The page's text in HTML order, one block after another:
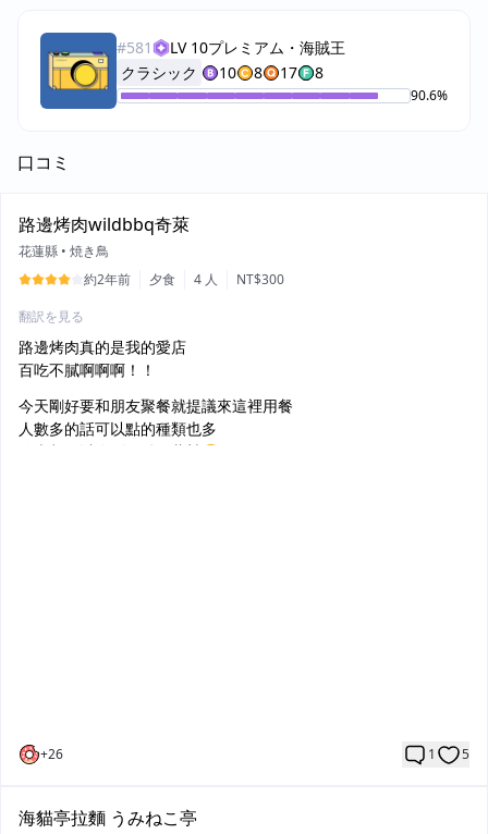
#581 LV 10プレミアム・海賊王
クラシック
10 8 17 8
90.6%
口コミ
路邊烤肉wildbbq奇萊
花蓮縣 • 焼き鳥
約2年前
夕食 4 人
NT$300
翻訳を見る
路邊烤肉真的是我的愛店
百吃不膩啊啊啊！！
今天剛好要和朋友聚餐就提議來這裡用餐
人數多的話可以點的種類也多
什麼都可以吃到一點～蒸蚌😌
+26 1 5
海貓亭拉麵 うみねこ亭